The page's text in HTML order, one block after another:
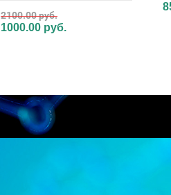
2100.00руб.
1000.00 руб.